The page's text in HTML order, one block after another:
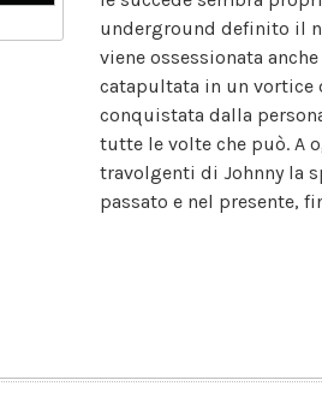
underground definito il
viene ossessionata
catapultata in un vortice
conquistata dalla
tutte le volte che può. A
travolgenti di Johnny la
passato e nel presente,